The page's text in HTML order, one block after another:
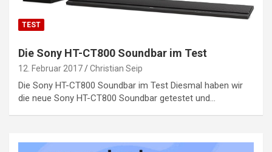
TEST
Die Sony HT-CT800 Soundbar im Test
12. Februar 2017 Christian Seip
Die Sony HT-CT800 Soundbar im Test Diesmal haben wir
die neue Sony HT-CT800 Soundbar getestet und…